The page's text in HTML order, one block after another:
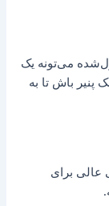
می‌تونه یک
باش تا به
عالی برای